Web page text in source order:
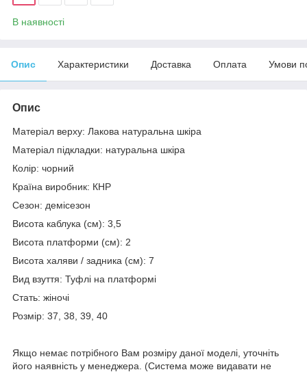
В наявності
Опис Характеристики Доставка Оплата Умови
Опис
Матеріал верху: Лакова натуральна шкіра
Матеріал підкладки: натуральна шкіра
Колір: чорний
Країна виробник: КНР
Сезон: демісезон
Висота каблука (см): 3,5
Висота платформи (см): 2
Висота халяви / задника (см): 7
Вид взуття: Туфлі на платформі
Стать: жіночі
Розмір: 37, 38, 39, 40
Якщо немає потрібного Вам розміру даної моделі, уточніть
його наявність у менеджера. (Система може видавати не